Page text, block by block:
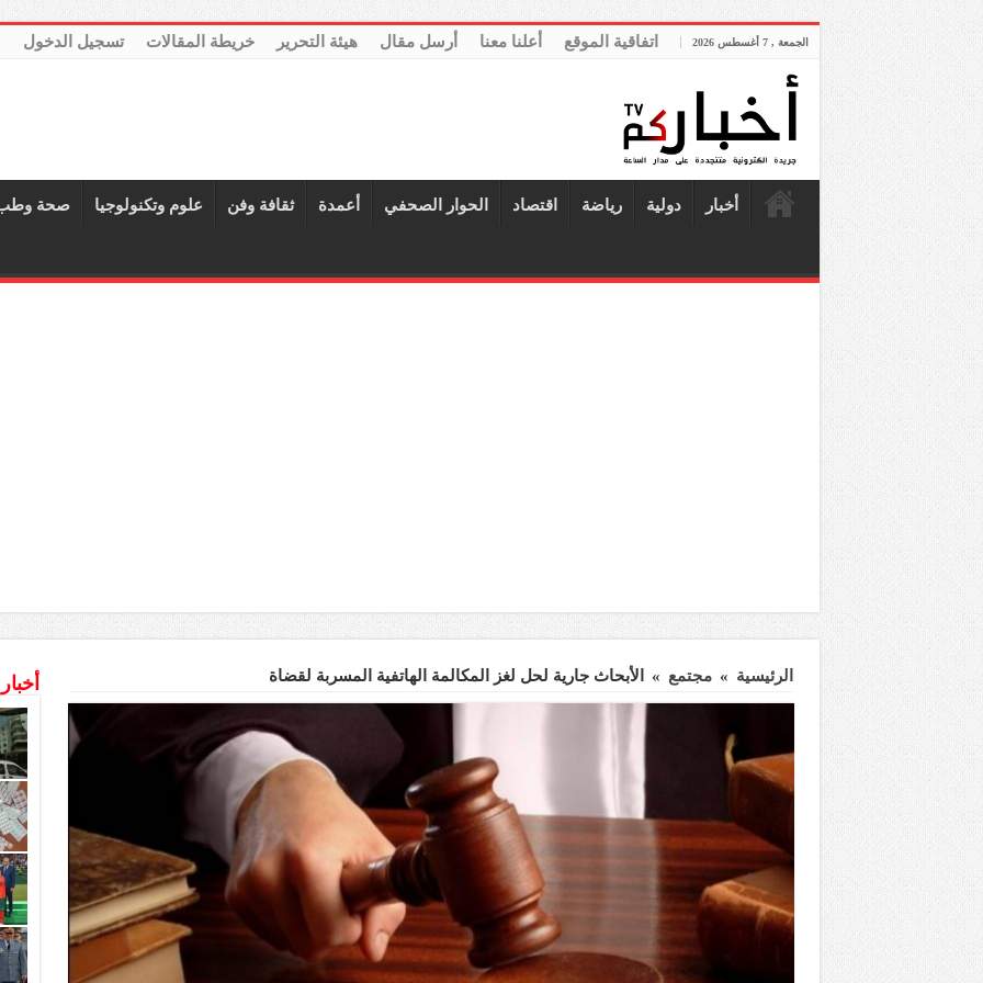
الجمعة , 7 أغسطس 2026 اتفاقية الموقع أعلنا معنا أرسل مقال هيئة التحرير خريطة المقالات تسجيل الدخول
أخبار دولية رياضة اقتصاد الحوار الصحفي أعمدة ثقافة وفن علوم وتكنولوجيا صحة
الرئيسية » مجتمع » الأبحاث جارية لحل لغز المكالمة الهاتفية المسربة لقضاة